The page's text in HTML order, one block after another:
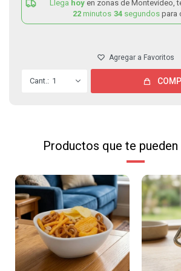
Llega hoy en zonas de Montevideo,
22 minutos 34 segundos para
1
Productos que te